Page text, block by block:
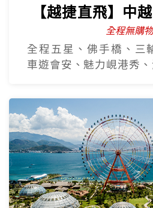
【越捷直飛】中
全程無購
全程五星、佛手橋、三
車遊會安、魅力峴港秀